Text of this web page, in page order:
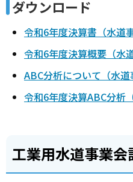
ダウンロード
令和6年度決算書（水道
令和6年度決算概要（水
ABC分析について（水道
令和6年度決算ABC分析
工業用水道事業会